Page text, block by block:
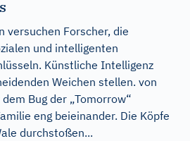
versuchen Forscher, die
und intelligenten
Künstliche Intelligenz
Weichen stellen. von
dem Bug der „Tomorrow“
eng beieinander. Die Köpfe
durchstoßen...